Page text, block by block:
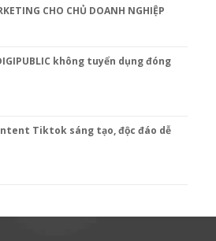
CHO CHỦ DOANH NGHIỆP
không tuyển dụng đóng
Tiktok sáng tạo, độc đáo dễ